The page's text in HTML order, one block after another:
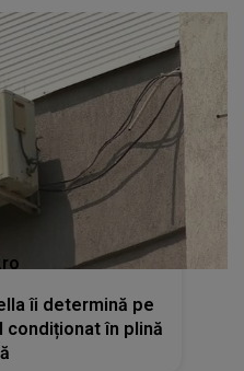
îi determină pe
condiționat în plină